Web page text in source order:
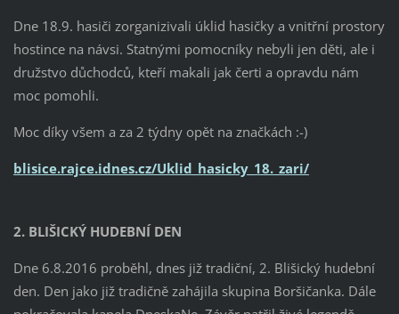
Dne 18.9. hasiči zorganizivali úklid hasičky a vnitřní prostory
hostince na návsi. Statnými pomocníky nebyli jen děti, ale i
družstvo důchodců, kteří makali jak čerti a opravdu nám
moc pomohli.
Moc díky všem a za 2 týdny opět na značkách :-)
blisice.rajce.idnes.cz/Uklid_hasicky_18._zari/
2. BLIŠICKÝ HUDEBNÍ DEN
Dne 6.8.2016 proběhl, dnes již tradiční, 2. Blišický hudební
den. Den jako již tradičně zahájila skupina Boršičanka. Dále